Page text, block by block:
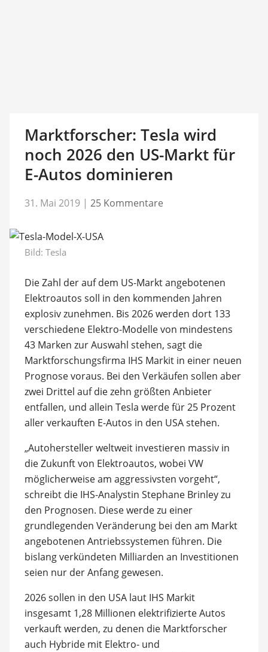
Marktforscher: Tesla wird
noch 2026 den US-Markt für
E-Autos dominieren
31. Mai 2019 | 25 Kommentare
Bild: Tesla
Die Zahl der auf dem US-Markt angebotenen
Elektroautos soll in den kommenden Jahren
explosiv zunehmen. Bis 2026 werden dort 133
verschiedene Elektro-Modelle von mindestens
43 Marken zur Auswahl stehen, sagt die
Marktforschungsfirma IHS Markit in einer neuen
Prognose voraus. Bei den Verkäufen sollen aber
zwei Drittel auf die zehn größten Anbieter
entfallen, und allein Tesla werde für 25 Prozent
aller verkauften E-Autos in den USA stehen.
„Autohersteller weltweit investieren massiv in
die Zukunft von Elektroautos, wobei VW
möglicherweise am aggressivsten vorgeht“,
schreibt die IHS-Analystin Stephane Brinley zu
den Prognosen. Diese werde zu einer
grundlegenden Veränderung bei den am Markt
angebotenen Antriebssystemen führen. Die
bislang verkündeten Milliarden an Investitionen
seien nur der Anfang gewesen.
2026 sollen in den USA laut IHS Markit
insgesamt 1,28 Millionen elektrifizierte Autos
verkauft werden, zu denen die Marktforscher
auch Hybride mit Elektro- und